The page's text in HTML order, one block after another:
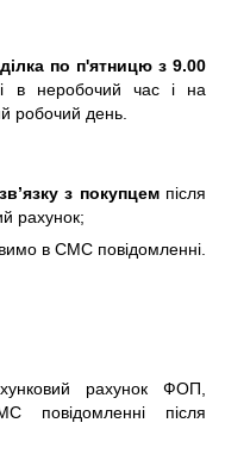
по п'ятницю з 9.00
в неробочий час і на
робочий день.
з покупцемпісля
рахунок;
в СМС повідомленні.
рахунок ФОП,
повідомленні після